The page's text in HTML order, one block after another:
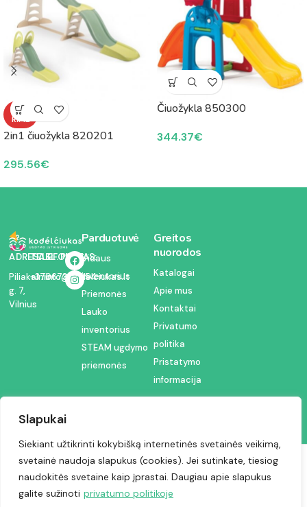
Slapukai
Siekiant užtikrinti kokybišką internetinės svetainės veikimą,
svetainė naudoja slapukus (cookies). Jei sutinkate, tiesiog
naudokitės svetaine kaip įprastai. Daugiau apie slapukus
galite sužinoti privatumo politikoje
NETU
RIME
2in1 čiuožykla 820201
295.56€
Čiuožykla 850300
344.37€
ADRESAS:
Piliakalnio
g. 7,
Vilnius
TELEFONAS:
+37067350054
EL. PAŠTAS:
info@kodelciukas.lt
Parduotuvė
Vidaus
inventorius
Priemonės
Lauko
inventorius
STEAM ugdymo
priemonės
Greitos
nuorodos
Katalogai
Apie mus
Kontaktai
Privatumo
politika
Pristatymo
informacija
Visos teisės saugomos © 2024 | Kodėlčiukas